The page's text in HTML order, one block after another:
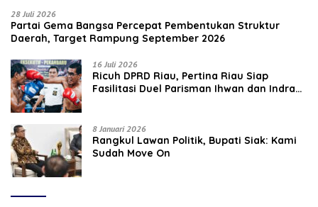
28 Juli 2026
Partai Gema Bangsa Percepat Pembentukan Struktur
Daerah, Target Rampung September 2026
16 Juli 2026
‎Ricuh DPRD Riau, Pertina Riau Siap
Fasilitasi Duel Parisman Ihwan dan Indra
8 Januari 2026
Rangkul Lawan Politik, Bupati Siak: Kami
Sudah Move On